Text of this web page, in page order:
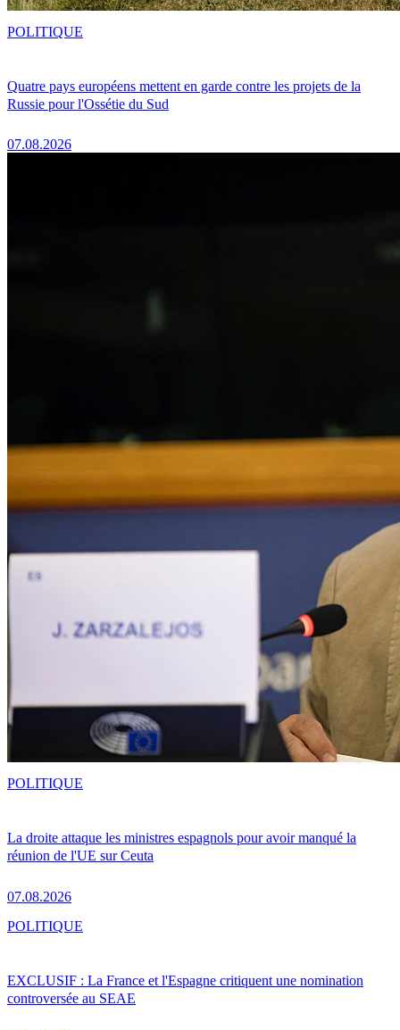
Quatre pays européens mettent en garde contre les projets de la
Russie pour l'Ossétie du Sud
07.08.2026
POLITIQUE
La droite attaque les ministres espagnols pour avoir manqué la
réunion de l'UE sur Ceuta
07.08.2026
POLITIQUE
EXCLUSIF : La France et l'Espagne critiquent une nomination
controversée au SEAE
POLITIQUE